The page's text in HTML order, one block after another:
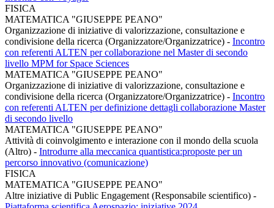
FISICA
MATEMATICA "GIUSEPPE PEANO"
Organizzazione di iniziative di valorizzazione, consultazione e
condivisione della ricerca (Organizzatore/Organizzatrice) - Incontro
con referenti ALTEN per collaborazione nel Master di secondo
livello MPM for Space Sciences
MATEMATICA "GIUSEPPE PEANO"
Organizzazione di iniziative di valorizzazione, consultazione e
condivisione della ricerca (Organizzatore/Organizzatrice) - Incontro
con referenti ALTEN per definizione dettagli collaborazione Master
di secondo livello
MATEMATICA "GIUSEPPE PEANO"
Attività di coinvolgimento e interazione con il mondo della scuola
(Altro) - Introdurre alla meccanica quantistica:proposte per un
percorso innovativo (comunicazione)
FISICA
MATEMATICA "GIUSEPPE PEANO"
Altre iniziative di Public Engagement (Responsabile scientifico) -